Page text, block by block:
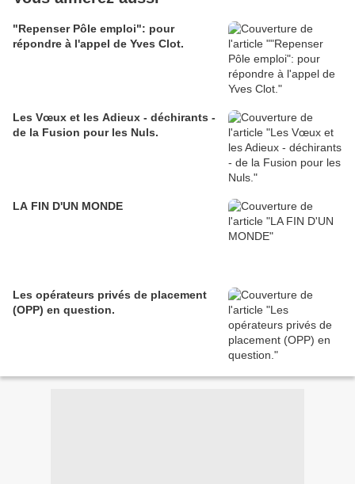
"Repenser Pôle emploi": pour
répondre à l'appel de Yves Clot.
Les Vœux et les Adieux - déchirants -
de la Fusion pour les Nuls.
LA FIN D'UN MONDE
Les opérateurs privés de placement
(OPP) en question.